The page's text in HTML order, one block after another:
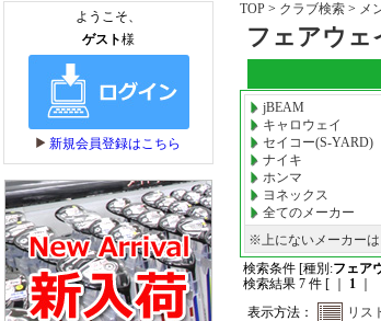
TOP> クラブ検索> メ
フェアウェ
jBEAM
キャロウェイ
セイコー(S-YARD)
ナイキ
ホンマ
ヨネックス
全てのメーカー
※上にないメーカーは
検索条件 [種別:フェア
検索結果 7 件 [ ｜
1｜
表示方法：
リス